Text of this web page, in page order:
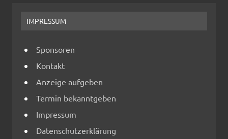
IMPRESSUM
Sponsoren
Kontakt
Anzeige aufgeben
Termin bekanntgeben
Impressum
Datenschutzerklärung